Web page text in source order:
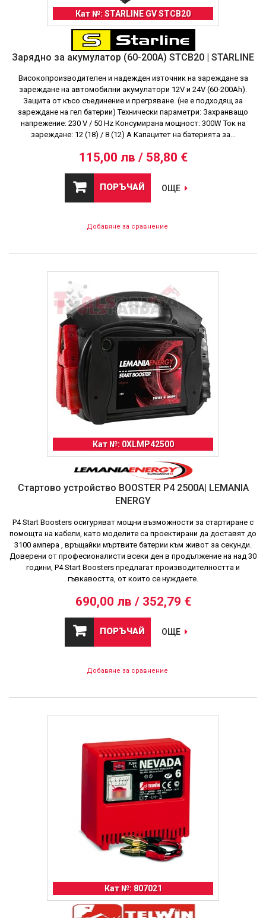
Кат №: STARLINE GV STCB20
Зарядно за акумулатор (60-200A) STCB20 | STARLINE
Високопроизводителен и надежден източник на зареждане за
зареждане на автомобилни акумулатори 12V и 24V (60-200Ah).
Защита от късо съединение и прегряване. (не е подходящ за
зареждане на гел батерии) Технически параметри: Захранващо
напрежение: 230 V / 50 Hz Консумирана мощност: 300W Ток на
зареждане: 12 (18) / 8 (12) A Капацитет на батерията за...
115,00 лв / 58,80 €
ПОРЪЧАЙ ОЩЕ
Добавяне за сравнение
Кат №: 0XLMP42500
Стартово устройство BOOSTER P4 2500A| LEMANIA
ENERGY
P4 Start Boosters осигуряват мощни възможности за стартиране с
помощта на кабели, като моделите са проектирани да доставят до
3100 ампера , връщайки мъртвите батерии към живот за секунди.
Доверени от професионалисти всеки ден в продължение на над 30
години, P4 Start Boosters предлагат производителността и
гъвкавостта, от които се нуждаете.
690,00 лв / 352,79 €
ПОРЪЧАЙ ОЩЕ
Добавяне за сравнение
Кат №: 807021